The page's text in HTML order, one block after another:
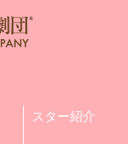
スター紹介